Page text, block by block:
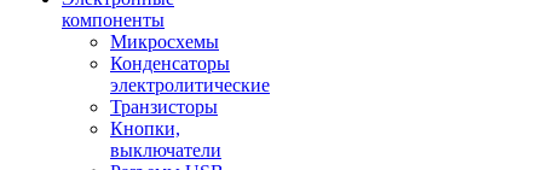
компоненты
Микросхемы
Конденсаторы
электролитические
Транзисторы
Кнопки,
выключатели